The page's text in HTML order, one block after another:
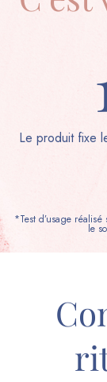
Le produit fixe
*Test d’usage
le